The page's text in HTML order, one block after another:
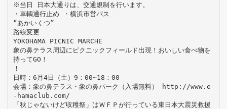
※当日 日本大通りは、交通規制を行います。
・車輌通行止め ・横浜市営バス
“あかいくつ”
路線変更
YOKOHAMA PICNIC MARCHE
象の鼻テラス周辺にピクニックフィールド出現！おいしい食べ物を
持ってGO！
！
日時：6月4日（土）9：00∼18：00
会場：象の鼻テラス・象の鼻パーク（入場無料） http://www.e
-hamaclub.com/
「秋じゃないけど収穫祭」はＷＦＰが行っている東日本大震災救援